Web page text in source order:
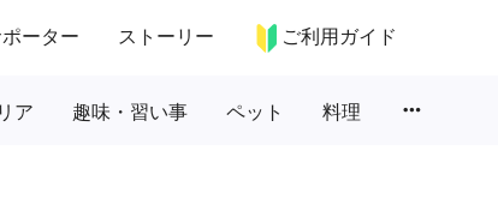
ーター ストーリー ご利用ガイド
ア 趣味・習い事 ペット 料理 more_horiz